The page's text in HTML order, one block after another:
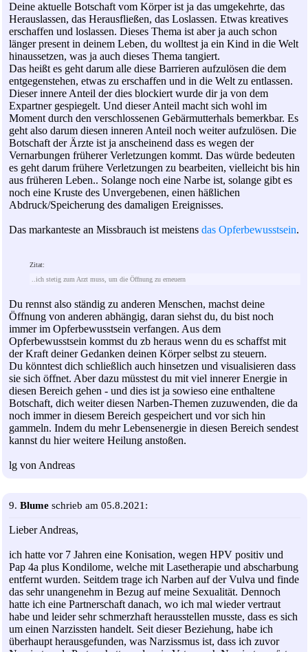
Deine aktuelle Botschaft vom Körper ist ja das umgekehrte, das
Herauslassen, das Herausfließen, das Loslassen. Etwas kreatives
erschaffen und loslassen. Dieses Thema ist aber ja auch schon
länger present in deinem Leben, du wolltest ja ein Kind in die Welt
hinaussetzen, was ja auch dieses Thema tangiert.
Das heißt es geht darum alle diese Barrieren aufzulösen die dem
entgegenstehen, etwas zu erschaffen und in die Welt zu entlassen.
Dieser innere Anteil der dies blockiert wurde dir ja von dem
Expartner gespiegelt. Und dieser Anteil macht sich wohl im
Moment durch den verschlossenen Gebärmutterhals bemerkbar. Es
geht also darum diesen inneren Anteil noch weiter aufzulösen. Die
Botschaft der Ärzte ist ja anscheinend dass es wegen der
Vernarbungen früherer Verletzungen kommt. Das würde bedeuten
es geht darum frühere Verletzungen zu bearbeiten, vielleicht bis hin
aus früheren Leben.. Solange noch eine Narbe ist, solange gibt es
noch eine Kruste des Unvergebenen, einen häßlichen
Abdruck/Speicherung des damaligen Ereignisses.
Das markanteste an Missbrauch ist meistens das Opferbewusstsein.
Zitat:
..ich stetig zum Arzt muss, um die Öffnung zu erneuern
Du rennst also ständig zu anderen Menschen, machst deine
Öffnung von anderen abhängig, daran siehst du, du bist noch
immer im Opferbewusstsein verfangen. Aus dem
Opferbewusstsein kommst du zb heraus wenn du es schaffst mit
der Kraft deiner Gedanken deinen Körper selbst zu steuern.
Du könntest dich schließlich auch hinsetzen und visualisieren dass
sie sich öffnet. Aber dazu müsstest du mit viel innerer Energie in
diesen Bereich gehen - und dies ist ja sowieso eine enthaltene
Botschaft, dich weiter diesen Narben-Themen zuzuwenden, die da
noch immer in diesem Bereich gespeichert und vor sich hin
gammeln. Indem du mehr Lebensenergie in diesen Bereich sendest
kannst du hier weitere Heilung anstoßen.
lg von Andreas
9. Blume schrieb am 05.8.2021:
Lieber Andreas,
ich hatte vor 7 Jahren eine Konisation, wegen HPV positiv und
Pap 4a plus Kondilome, welche mit Lasetherapie und abscharbung
entfernt wurden. Seitdem trage ich Narben auf der Vulva und finde
das sehr unangenehm in Bezug auf meine Sexualität. Dennoch
hatte ich eine Partnerschaft danach, wo ich mal wieder vertraut
habe und leider sehr schmerzhaft herausstellen musste, dass es sich
um einen Narzissten handelt. Seit dieser Beziehung, habe ich
überhaupt herausgefunden, was Narzissmus ist, dass ich zuvor